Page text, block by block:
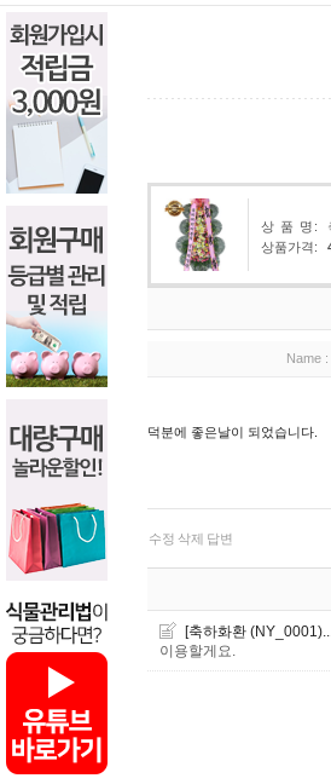
상 품 명:
상품가격:
Name :
덕분에 좋은날이 되었습니다.
수정 삭제 답변
[축하화환
이용할게요.